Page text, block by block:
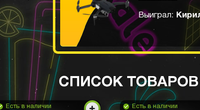
Выиграл:
СПИСОК
Есть в наличии Есть в наличии